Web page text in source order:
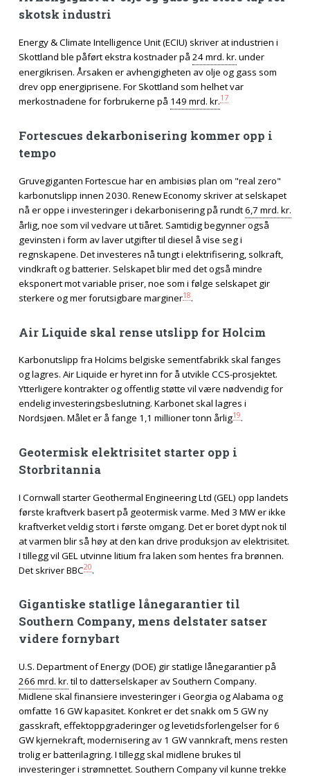
skotsk industri
Energy & Climate Intelligence Unit (ECIU) skriver at industrien i
Skottland ble påført ekstra kostnader på 24 mrd. kr. under
energikrisen. Årsaken er avhengigheten av olje og gass som
drev opp energiprisene. For Skottland som helhet var
merkostnadene for forbrukerne på 149 mrd. kr.17
Fortescues dekarbonisering kommer opp i
tempo
Gruvegiganten Fortescue har en ambisiøs plan om "real zero"
karbonutslipp innen 2030. Renew Economy skriver at selskapet
nå er oppe i investeringer i dekarbonisering på rundt6,7 mrd. kr.
årlig, noe som vil vedvare ut tiåret. Samtidig begynner også
gevinsten i form av laver utgifter til diesel å vise seg i
regnskapene. Det investeres nå tungt i elektrifisering, solkraft,
vindkraft og batterier. Selskapet blir med det også mindre
eksponert mot variable priser, noe som i følge selskapet gir
sterkere og mer forutsigbare marginer18.
Air Liquide skal rense utslipp for Holcim
Karbonutslipp fra Holcims belgiske sementfabrikk skal fanges
og lagres. Air Liquide er hyret inn for å utvikle CCS-prosjektet.
Ytterligere kontrakter og offentlig støtte vil være nødvendig for
endelig investeringsbeslutning. Karbonet skal lagres i
Nordsjøen. Målet er å fange 1,1 millioner tonn årlig19.
Geotermisk elektrisitet starter opp i
Storbritannia
I Cornwall starter Geothermal Engineering Ltd (GEL) opp landets
første kraftverk basert på geotermisk varme. Med 3 MW er ikke
kraftverket veldig stort i første omgang. Det er boret dypt nok til
at varmen blir så høy at den kan drive produksjon av elektrisitet.
I tillegg vil GEL utvinne litium fra laken som hentes fra brønnen.
Det skriver BBC20.
Gigantiske statlige lånegarantier til
Southern Company, mens delstater satser
videre fornybart
U.S. Department of Energy (DOE) gir statlige lånegarantier på
266 mrd. kr.til to datterselskaper av Southern Company.
Midlene skal finansiere investeringer i Georgia og Alabama og
omfatte 16 GW kapasitet. Konkret er det snakk om 5 GW ny
gasskraft, effektoppgraderinger og levetidsforlengelser for 6
GW kjernekraft, modernisering av 1 GW vannkraft, mens resten
trolig er batterilagring. I tillegg skal midlene brukes til
investeringer i strømnettet. Southern Company vil kunne trekke